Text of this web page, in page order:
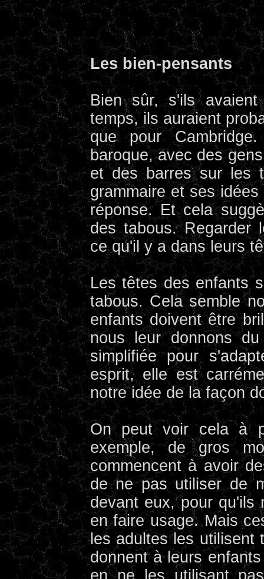
Les bien-pensants
Bien sûr, s'ils
temps, ils auraient
que pour
baroque, avec des
et des barres sur les
grammaire et ses
réponse. Et cela
des tabous. Regarder
ce qu'il y a dans leurs
Les têtes des enfants
tabous. Cela semble
enfants doivent être
nous leur donnons
simplifiée pour
esprit, elle est
notre idée de la façon
On peut voir cela à
exemple, de gros
commencent à avoir
de ne pas utiliser de
devant eux, pour qu'ils
en faire usage. Mais
les adultes les utilisent
donnent à leurs
en ne les utilisant